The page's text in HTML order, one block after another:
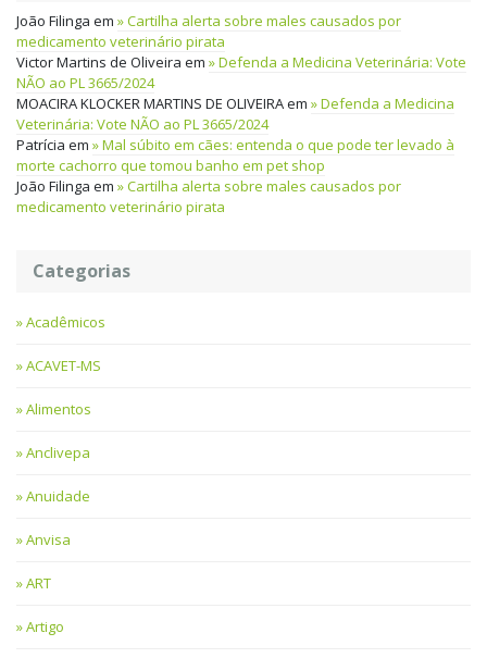
João Filinga em
Cartilha alerta sobre males causados por
medicamento veterinário pirata
Victor Martins de Oliveira em
Defenda a Medicina Veterinária: Vote
NÃO ao PL 3665/2024
MOACIRA KLOCKER MARTINS DE OLIVEIRAem
Defenda a Medicina
Veterinária: Vote NÃO ao PL 3665/2024
Patrícia em
Mal súbito em cães: entenda o que pode ter levado à
morte cachorro que tomou banho em pet shop
João Filinga em
Cartilha alerta sobre males causados por
medicamento veterinário pirata
Categorias
Acadêmicos
ACAVET-MS
Alimentos
Anclivepa
Anuidade
Anvisa
ART
Artigo